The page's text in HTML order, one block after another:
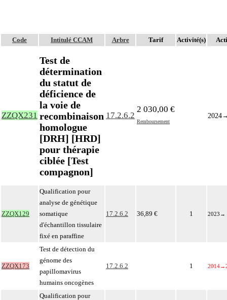
Code Intitulé CCAM Arbre Tarif Activité(s)
ZZQX231
Test de
détermination
du statut de
déficience de
la voie de
recombinaison
homologue
[DRH] [HRD]
pour thérapie
ciblée [Test
compagnon]
17.2.6.2
2 030,00 €
Remboursement
2024
ZZQX129
Qualification pour
analyse de génétique
somatique
d'échantillon tissulaire
fixé en paraffine
17.2.6.2 36,89 € 1 2023 →
ZZQX173
Test de détection du
génome des
papillomavirus
humains oncogènes
17.2.6.2 1 2014→
Qualification pour